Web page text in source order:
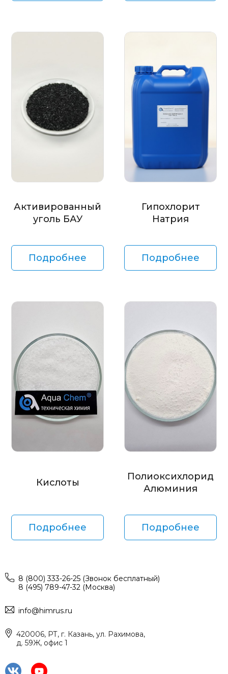
Активированный
уголь БАУ
Подробнее
Гипохлорит
Натрия
Подробнее
Кислоты
Подробнее
Полиоксихлорид
Алюминия
Подробнее
8 (800) 333-26-25 (Звонок бесплатный)
8 (495) 789-47-32 (Москва)
info@himrus.ru
420006, РТ, г. Казань, ул. Рахимова,
д. 59Ж, офис 1